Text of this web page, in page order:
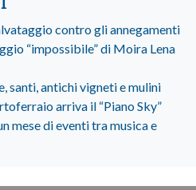
contro gli annegamenti
“impossibile” di Moira Lena
santi, antichi vigneti e mulini
arriva il “Piano Sky”
mese di eventi tra musica e